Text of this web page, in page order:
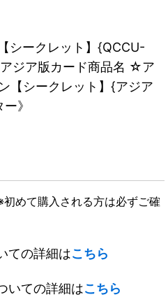
シークレット】{QCCU-
ジア版カード商品名 ☆ア
【シークレット】{アジア
》
初めて購入される方は必ずご確
ての詳細はこちら
いての詳細はこちら